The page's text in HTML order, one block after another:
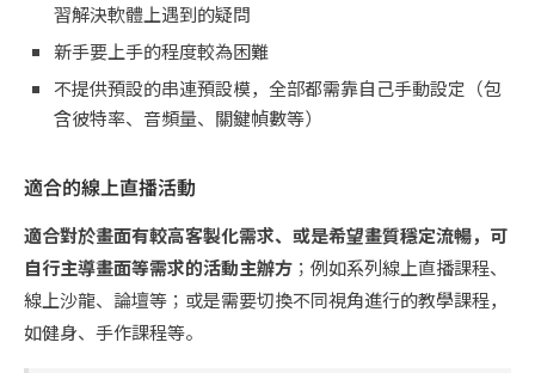
習解決軟體上遇到的疑問
新手要上手的程度較為困難
不提供預設的串連預設模，全部都需靠自己手動設定（包
含彼特率、音頻量、關鍵幀數等）
適合的線上直播活動
適合對於畫面有較高客製化需求、或是希望畫質穩定流暢，可
自行主導畫面等需求的活動主辦方 ；例如系列線上直播課程、
線上沙龍、論壇等；或是需要切換不同視角進行的教學課程，
如健身、手作課程等。